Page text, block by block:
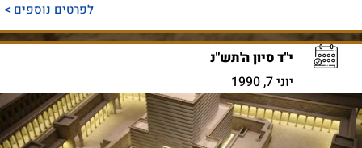
לפרטים נוספים >
י"ד סיון ה'תש"נ
יוני 7, 1990